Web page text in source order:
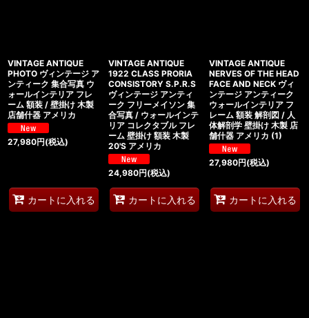
VINTAGE ANTIQUE
PHOTO ヴィンテージ ア
ンティーク 集合写真 ウ
ォールインテリア フレ
ーム 額装 / 壁掛け 木製
店舗什器 アメリカ
27,980円(税込)
カートに入れる
VINTAGE ANTIQUE
1922 CLASS PRORIA
CONSISTORY S.P.R.S
ヴィンテージ アンティ
ーク フリーメイソン 集
合写真 / ウォールインテ
リア コレクタブル フレ
ーム 壁掛け 額装 木製
20'S アメリカ
24,980円(税込)
カートに入れる
VINTAGE ANTIQUE
NERVES OF THE HEAD
FACE AND NECK ヴィ
ンテージ アンティーク
ウォールインテリア フ
レーム 額装 解剖図 / 人
体解剖学 壁掛け 木製 店
舗什器 アメリカ (1)
27,980円(税込)
カートに入れる